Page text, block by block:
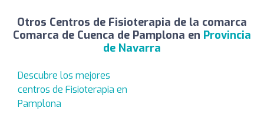
Otros Centros de Fisioterapia de la comarca
Comarca de Cuenca de Pamplona en Provincia
de Navarra
Descubre los mejores
centros de Fisioterapia en
Pamplona